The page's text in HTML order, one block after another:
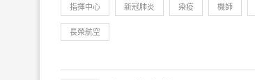
指揮中心 新冠肺炎 染疫 機師
長榮航空